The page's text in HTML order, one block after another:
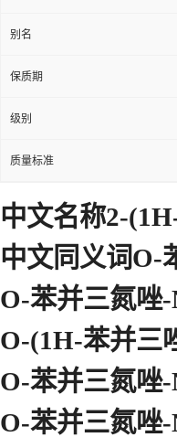
别名
保质期
级别
质量标准
中文名称2-
中文同义词O-
O-苯并三氮唑
O-(1H-苯并三
O-苯并三氮唑
O-苯并三氮唑